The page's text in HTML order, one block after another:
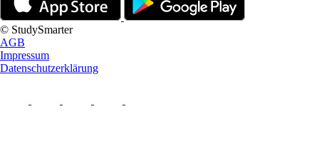
© StudySmarter
AGB
Impressum
Datenschutzerklärung